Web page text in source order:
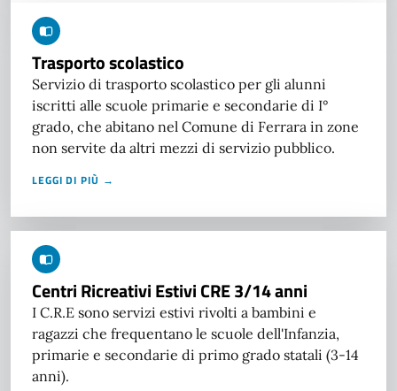
Trasporto scolastico
Servizio di trasporto scolastico per gli alunni
iscritti alle scuole primarie e secondarie di I°
grado, che abitano nel Comune di Ferrara in zone
non servite da altri mezzi di servizio pubblico.
LEGGI DI PIÙ →
Centri Ricreativi Estivi CRE 3/14 anni
I C.R.E sono servizi estivi rivolti a bambini e
ragazzi che frequentano le scuole dell'Infanzia,
primarie e secondarie di primo grado statali (3-14
anni).